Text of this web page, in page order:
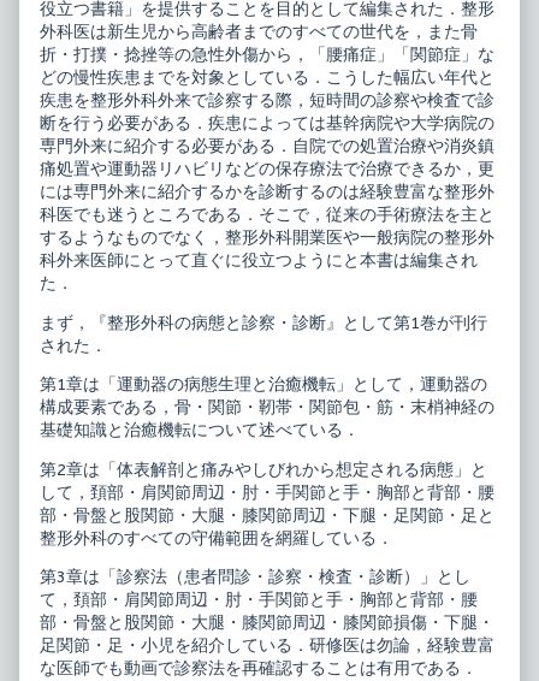
ド
整
形
外
科
の
臨
床
1
整
形
外
科
の
病
診
察・
診
published
on
ュ
ー
ス
タ
ン
ダ
ー
ド
整
形
外
科
の
臨
床
形
科
病
態
と
診
察・
診
断,
役立つ書籍」を提供することを目的として編集された．整形
外科医は新生児から高齢者までのすべての世代を，また骨
折・打撲・捻挫等の急性外傷から，「腰痛症」「関節症」な
どの慢性疾患までを対象としている．こうした幅広い年代と
疾患を整形外科外来で診察する際，短時間の診察や検査で診
断を行う必要がある．疾患によっては基幹病院や大学病院の
専門外来に紹介する必要がある．自院での処置治療や消炎鎮
痛処置や運動器リハビリなどの保存療法で治療できるか，更
には専門外来に紹介するかを診断するのは経験豊富な整形外
科医でも迷うところである．そこで，従来の手術療法を主と
するようなものでなく，整形外科開業医や一般病院の整形外
科外来医師にとって直ぐに役立つようにと本書は編集され
た．
まず，『整形外科の病態と診察・診断』として第1巻が刊行
された．
第1章は「運動器の病態生理と治癒機転」として，運動器の
構成要素である，骨・関節・靭帯・関節包・筋・末梢神経の
基礎知識と治癒機転について述べている．
第2章は「体表解剖と痛みやしびれから想定される病態」と
して，頚部・肩関節周辺・肘・手関節と手・胸部と背部・腰
部・骨盤と股関節・大腿・膝関節周辺・下腿・足関節・足と
整形外科のすべての守備範囲を網羅している．
第3章は「診察法（患者問診・診察・検査・診断）」とし
て，頚部・肩関節周辺・肘・手関節と手・胸部と背部・腰
部・骨盤と股関節・大腿・膝関節周辺・膝関節損傷・下腿・
足関節・足・小児を紹介している．研修医は勿論，経験豊富
な医師でも動画で診察法を再確認することは有用である．